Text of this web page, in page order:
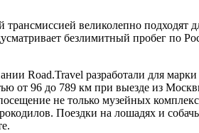
великолепно подходят
безлимитный пробег по
Road.Travel разработали для
от 96 до 789 км при выезде из
не только музейных
Поездки на лошадях и